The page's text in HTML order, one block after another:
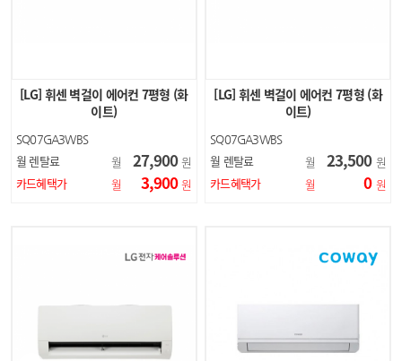
[LG] 휘센 벽걸이 에어컨 7평형 (화
이트)
SQ07GA3WBS
월 렌탈료 월 27,900 원
카드혜택가
월 3,900 원
[LG] 휘센 벽걸이 에어컨 7평형 (화
이트)
SQ07GA3WBS
월 렌탈료 월 23,500 원
카드혜택가
월 0 원